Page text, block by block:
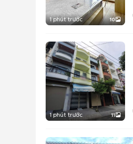
1 phút trước 10
1 phút trước 11